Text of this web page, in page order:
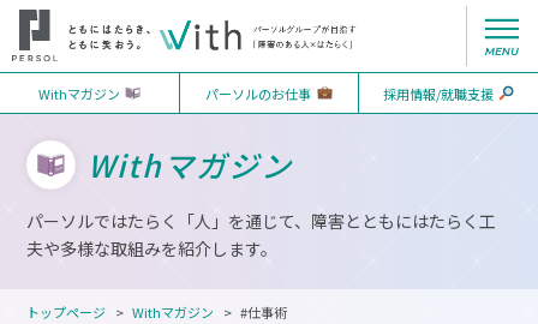
Withマガジン パーソルのお仕事 採用情報/就職支援
Withマガジン
パーソルではたらく「人」を通じて、障害とともにはたらく工
夫や多様な取組みを紹介します。
トップページ Withマガジン #仕事術